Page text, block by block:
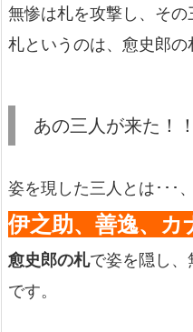
無惨は札を攻撃し、その
札というのは、愈史郎の
あの三人が来た！！
姿を現した三人とは･･･、
伊之助、善逸、カ
愈史郎の札で姿を隠し、
です。